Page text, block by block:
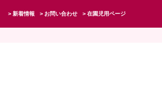
新着情報 お問い合わせ 在園児用ページ